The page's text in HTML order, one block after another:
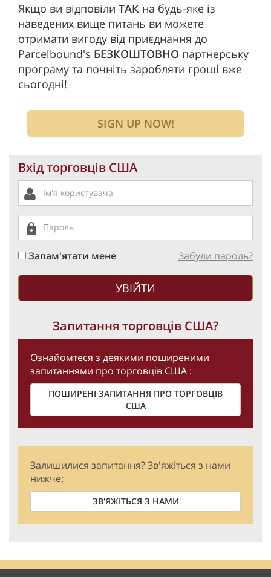
Якщо ви відповіли ТАК на будь-яке із
наведених вище питань ви можете
отримати вигоду від приєднання до
Parcelbound's БЕЗКОШТОВНО партнерську
програму та почніть заробляти гроші вже
сьогодні!
SIGN UP NOW!
Вхід торговців США
Запам'ятати мене Забули пароль?
Запитання торговців США?
Ознайомтеся з деякими поширеними
запитаннями про торговців США :
ПОШИРЕНІ ЗАПИТАННЯ ПРО ТОРГОВЦІВ
США
Залишилися запитання? Зв'яжіться з нами
нижче:
ЗВ'ЯЖІТЬСЯ З НАМИ